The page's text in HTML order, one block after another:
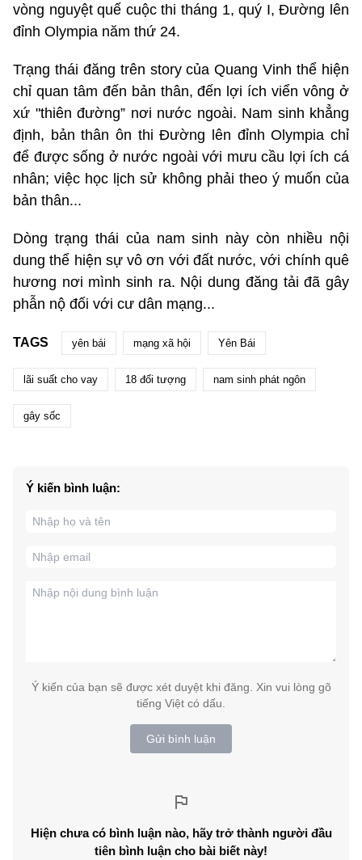
vòng nguyệt quế cuộc thi tháng 1, quý I, Đường lên
đỉnh Olympia năm thứ 24.
Trạng thái đăng trên story của Quang Vinh thể hiện
chỉ quan tâm đến bản thân, đến lợi ích viển vông ở
xứ "thiên đường” nơi nước ngoài. Nam sinh khẳng
định, bản thân ôn thi Đường lên đỉnh Olympia chỉ
để được sống ở nước ngoài với mưu cầu lợi ích cá
nhân; việc học lịch sử không phải theo ý muốn của
bản thân...
Dòng trạng thái của nam sinh này còn nhiều nội
dung thể hiện sự vô ơn với đất nước, với chính quê
hương nơi mình sinh ra. Nội dung đăng tải đã gây
phẫn nộ đối với cư dân mạng...
TAGS yên bái mạng xã hội Yên Bái
lãi suất cho vay 18 đối tượng nam sinh phát ngôn
gây sốc
Ý kiến bình luận:
Ý kiến của bạn sẽ được xét duyệt khi đăng. Xin vui lòng gõ
tiếng Việt có dấu.
Gửi bình luận
Hiện chưa có bình luận nào, hãy trở thành người đầu
tiên bình luận cho bài biết này!